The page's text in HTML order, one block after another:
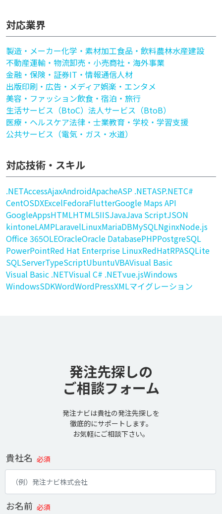
対応業界
製造・メーカー化学・素材加工食品・飲料農林水産建設
不動産運輸・物流卸売・小売商社・海外事業
金融・保険・証券IT・情報通信人材
出版印刷・広告・メディア娯楽・エンタメ
美容・ファッション飲食・宿泊・旅行
生活サービス（BtoC） 法人サービス（BtoB）
医療・ヘルスケア法律・士業教育・学校・学習支援
公共サービス（電気・ガス・水道）
対応技術・スキル
.NETAccessAjaxAndroidApacheASP .NETASP.NETC#
CentOSDXExcelFedoraFlutterGoogle Maps API
GoogleAppsHTMLHTML5IISJavaJava ScriptJSON
kintoneLAMPLaravelLinuxMariaDBMySQLNginxNode.js
Office 365OLEOracleOracle DatabasePHPPostgreSQL
PowerPointRed Hat Enterprise LinuxRedHatRPASQLite
SQLServerTypeScriptUbuntuVBAVisual Basic
Visual Basic .NETVisual C# .NETvue.jsWindows
WindowsSDKWordWordPressXMLマイグレーション
発注先探しの
ご相談フォーム
発注ナビは貴社の発注先探しを
徹底的にサポートします。
お気軽にご相談下さい。
貴社名 必須
お名前 必須